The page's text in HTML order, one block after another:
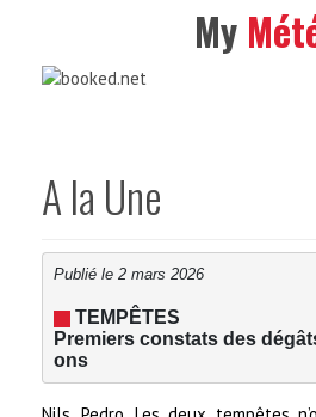
My
A la Une
Publié le 2 mars 2026
TEMPÊTES
Premiers constats des
ons